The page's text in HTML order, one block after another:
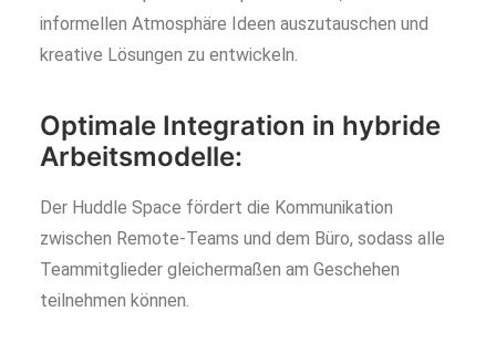
informellen Atmosphäre Ideen auszutauschen und
kreative Lösungen zu entwickeln.
Optimale Integration in hybride
Arbeitsmodelle:
Der Huddle Space fördert die Kommunikation
zwischen Remote-Teams und dem Büro, sodass alle
Teammitglieder gleichermaßen am Geschehen
teilnehmen können.